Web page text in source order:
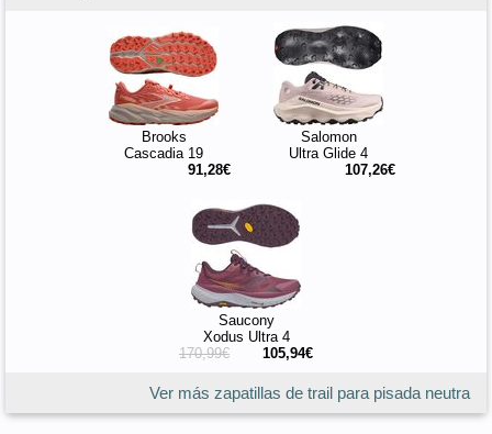
Brooks
Cascadia 19
91,28€
Salomon
Ultra Glide 4
107,26€
Saucony
Xodus Ultra 4
170,99€
105,94€
Ver más zapatillas de trail para pisada neutra